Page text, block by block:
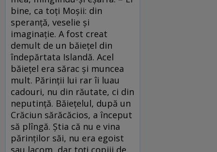
bine, ca toţi Moşii: din
speranţă, veselie şi
imaginaţie. A fost creat
demult de un băieţel din
îndepărtata Islandă. Acel
băieţel era sărac şi muncea
mult. Părinţii lui rar îi luau
cadouri, nu din răutate, ci din
neputinţă. Băieţelul, după un
Crăciun sărăcăcios, a început
să plîngă. Ştia că nu e vina
părinţilor săi, nu era egoist
sau lacom, dar toţi copiii de